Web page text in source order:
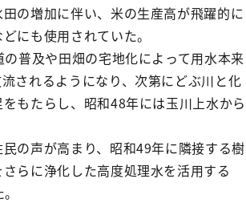
の増加に伴い、米の生産高が飛躍的に
にも使用されていた。
普及や田畑の宅地化によって用水本来
されるようになり、次第にどぶ川と化
もたらし、昭和48年には玉川上水から
の声が高まり、昭和49年に隣接する樹
らに浄化した高度処理水を活用する